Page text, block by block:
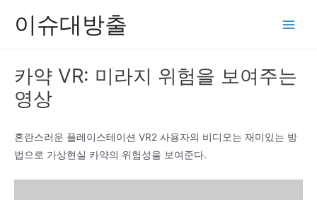
이슈대방출
카약 VR: 미라지 위험을 보여주는
영상
혼란스러운 플레이스테이션 VR2 사용자의 비디오는 재미있는 방
법으로 가상현실 카약의 위험성을 보여준다.